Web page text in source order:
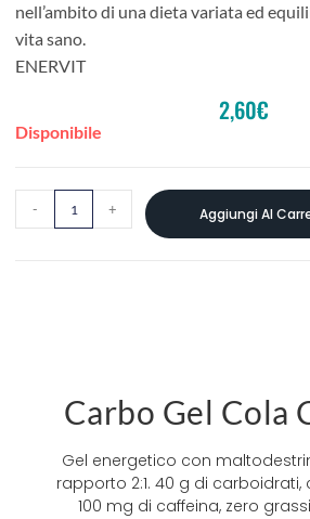
nell’ambito di una dieta variata ed
vita sano.
ENERVIT
2,60€
Disponibile
- + Aggiungi Al
Carbo Gel Cola
Gel energetico con
rapporto 2:1. 40 g di
100 mg di caffeina, zero